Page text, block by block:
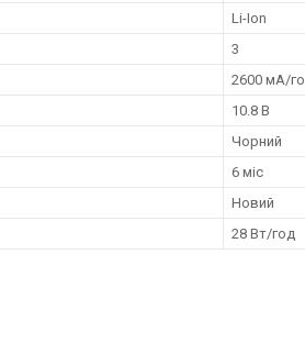
Li-Ion
3
2600 мА/
10.8 В
Чорний
6 міс
Новий
28 Вт/год